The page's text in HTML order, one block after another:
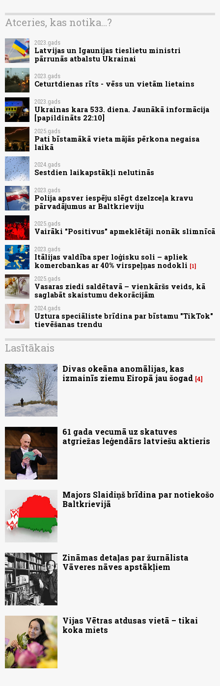
Atceries, kas notika...?
2023.gads
Latvijas un Igaunijas tieslietu ministri
pārrunās atbalstu Ukrainai
2023.gads
Ceturtdienas rīts - vēss un vietām lietains
2023.gads
Ukrainas kara 533. diena. Jaunākā informācija
[papildināts 22:10]
2025.gads
Pati bīstamākā vieta mājās pērkona negaisa
laikā
2024.gads
Sestdien laikapstākļi nelutinās
2023.gads
Polija apsver iespēju slēgt dzelzceļa kravu
pārvadājumus ar Baltkrieviju
2025.gads
Vairāki "Positivus" apmeklētāji nonāk slimnīcā
2023.gads
Itālijas valdība sper loģisku soli – apliek
komercbankas ar 40% virspeļņas nodokli
1
2025.gads
Vasaras ziedi saldētavā – vienkāršs veids, kā
saglabāt skaistumu dekorācijām
2024.gads
Uztura speciāliste brīdina par bīstamu "TikTok"
tievēšanas trendu
Lasītākais
Divas okeāna anomālijas, kas
izmainīs ziemu Eiropā jau šogad 4
61 gada vecumā uz skatuves
atgriežas leģendārs latviešu aktieris
Majors Slaidiņš brīdina par notiekošo
Baltkrievijā
Zināmas detaļas par žurnālista
Vāveres nāves apstākļiem
Vijas Vētras atdusas vietā – tikai
koka miets